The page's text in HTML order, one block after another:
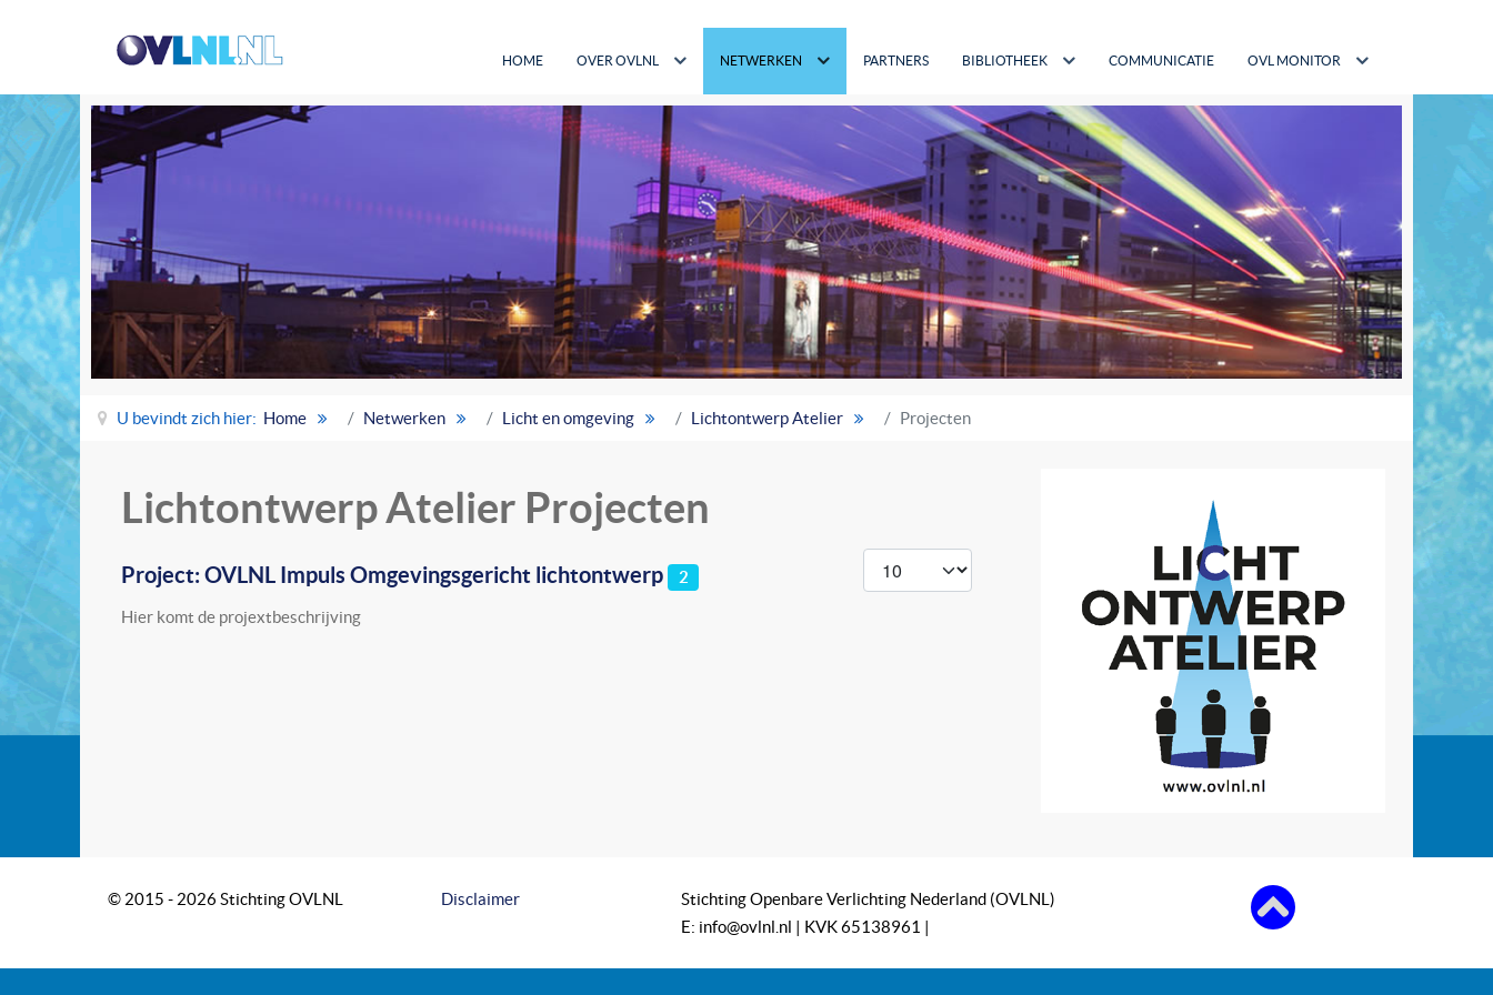
HOME OVER OVLNL NETWERKEN PARTNERS BIBLIOTHEEK COMMUNICATIE OVL MONITOR
U bevindt zich hier: Home Netwerken Licht en omgeving Lichtontwerp Atelier Projecten
Lichtontwerp Atelier Projecten
Toon #
Project: OVLNL Impuls Omgevingsgericht lichtontwerp 2
Hier komt de projextbeschrijving
© 2015 - 2026 Stichting OVLNL Disclaimer
Stichting Openbare Verlichting Nederland (OVLNL)
E: info@ovlnl.nl | KVK 65138961 |